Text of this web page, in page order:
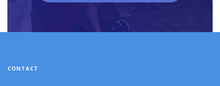
CONTACT